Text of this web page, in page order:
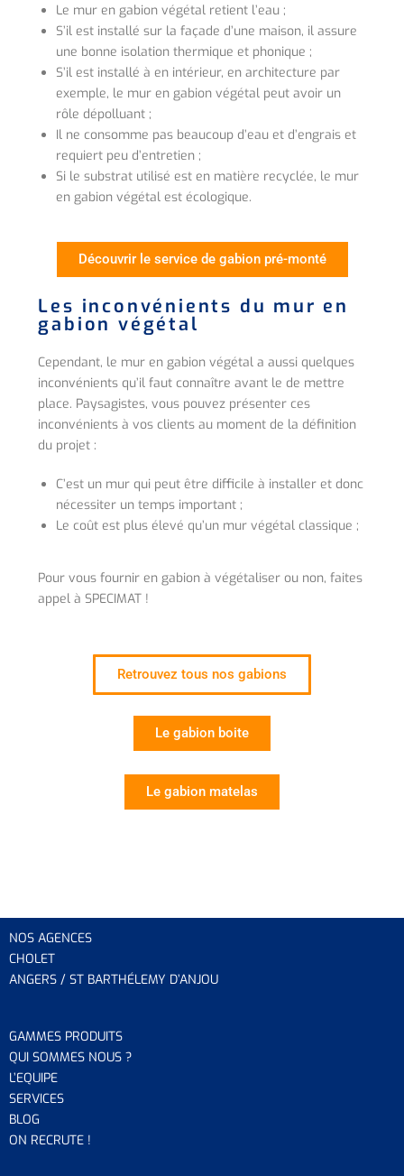
Le mur en gabion végétal retient l’eau ;
S’il est installé sur la façade d’une maison, il assure
une bonne isolation thermique et phonique ;
S’il est installé à en intérieur, en architecture par
exemple, le mur en gabion végétal peut avoir un
rôle dépolluant ;
Il ne consomme pas beaucoup d’eau et d’engrais et
requiert peu d’entretien ;
Si le substrat utilisé est en matière recyclée, le mur
en gabion végétal est écologique.
Découvrir le service de gabion pré-monté
Les inconvénients du mur en
gabion végétal
Cependant, le mur en gabion végétal a aussi quelques
inconvénients qu’il faut connaître avant le de mettre
place. Paysagistes, vous pouvez présenter ces
inconvénients à vos clients au moment de la définition
du projet :
C’est un mur qui peut être difficile à installer et donc
nécessiter un temps important ;
Le coût est plus élevé qu’un mur végétal classique ;
Pour vous fournir en gabion à végétaliser ou non, faites
appel à SPECIMAT !
Retrouvez tous nos gabions
Le gabion boite
Le gabion matelas
NOS AGENCES
CHOLET
ANGERS / ST BARTHÉLEMY D’ANJOU
GAMMES PRODUITS
QUI SOMMES NOUS ?
L’EQUIPE
SERVICES
BLOG
ON RECRUTE !